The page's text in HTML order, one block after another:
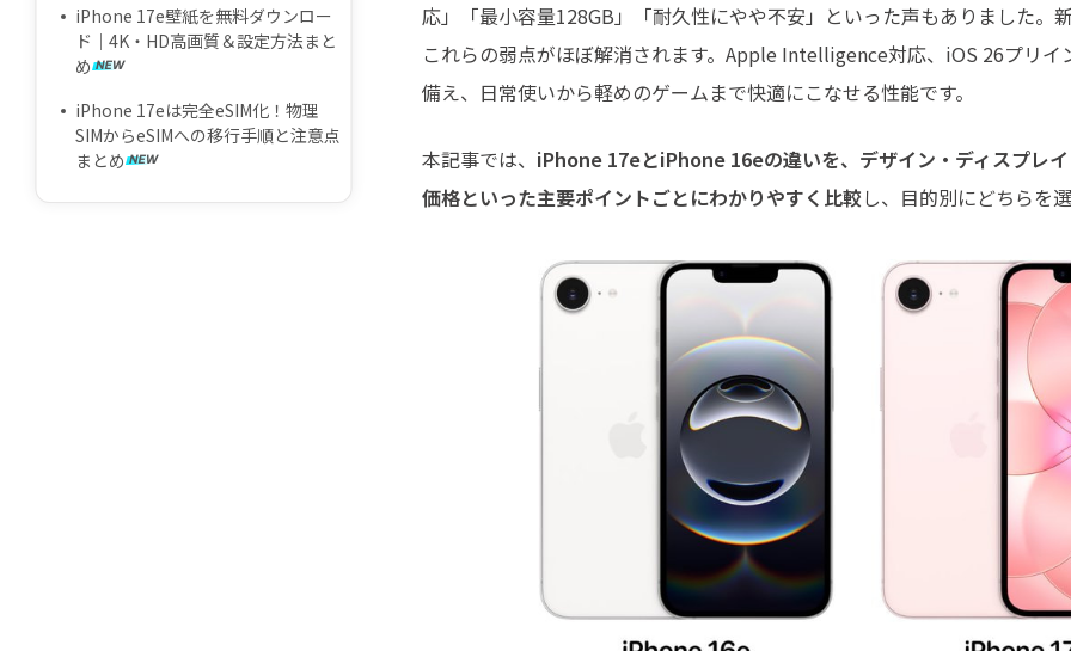
USBのデータを簡単にiPhoneに移
す方法
iPad空き容量を増やす対策まとめ
容量不足でiPhoneがアップデート
できない場合の対処法
iPhoneの「システムデータ（その
他）」の減らし方
iPhone 17e壁紙を無料ダウンロー
ド｜4K・HD高画質＆設定方法まと
め
iPhone 17eは完全eSIM化！物理
SIMからeSIMへの移行手順と注意点
まとめ
応」「最小容量128GB」「耐久性にやや不安」といった声もありました。
これらの弱点がほぼ解消されます。Apple Intelligence対応、iOS 26プリイ
備え、日常使いから軽めのゲームまで快適にこなせる性能です。
本記事では、 iPhone 17eとiPhone 16eの違いを、デザイン・ディスプレ
価格といった主要ポイントごとにわかりやすく比較 し、目的別にどちらを